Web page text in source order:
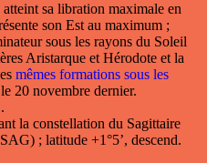
sa libration maximale en
son Est au maximum ;
sous les rayons du Soleil
Aristarque et Hérodote et la
mêmes formations sous les
le 20 novembre dernier.
.
la constellation du Sagittaire
; latitude +1°5’, descend.